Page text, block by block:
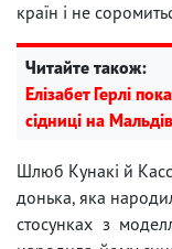
країн і не
Читайте також:
Елізабет Герлі
сідниці на
Шлюб Кунакі й
донька, яка
стосунках з